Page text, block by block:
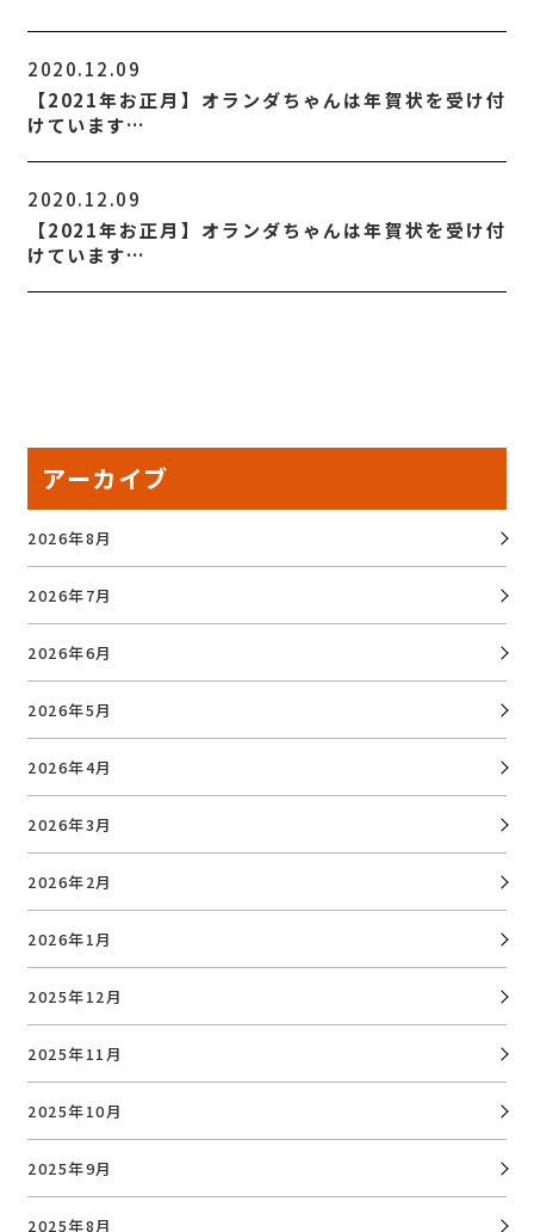
2020.12.09
【2021年お正月】オランダちゃんは年賀状を受け付
けています…
2020.12.09
【2021年お正月】オランダちゃんは年賀状を受け付
けています…
アーカイブ
2026年8月
2026年7月
2026年6月
2026年5月
2026年4月
2026年3月
2026年2月
2026年1月
2025年12月
2025年11月
2025年10月
2025年9月
2025年8月